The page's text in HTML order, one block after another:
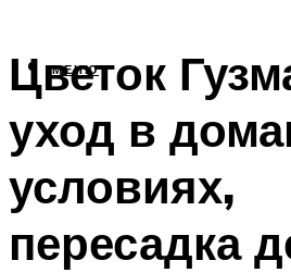
МЕНЮ
Цветок
уход в
условиях,
пересадка